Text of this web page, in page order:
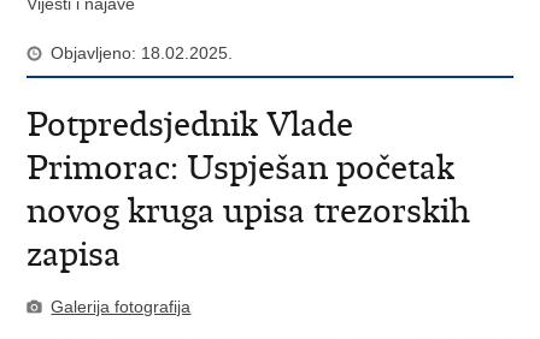
Objavljeno: 18.02.2025.
Potpredsjednik Vlade
Primorac: Uspješan početak
novog kruga upisa trezorskih
zapisa
Galerija fotografija